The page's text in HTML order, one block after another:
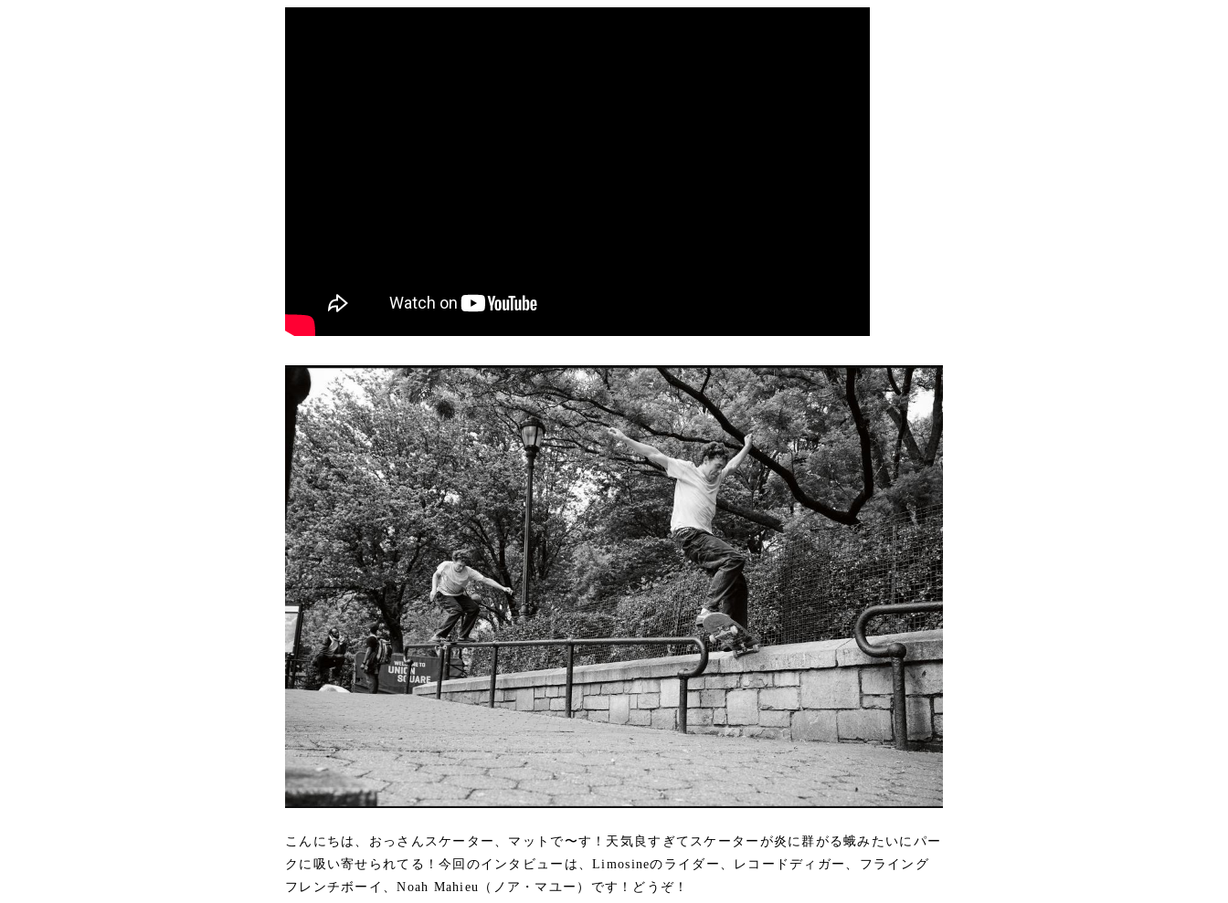
こんにちは、おっさんスケーター、マットで〜す！天気良すぎてスケーターが炎に群がる蛾みたいにパー
クに吸い寄せられてる！今回のインタビューは、Limosineのライダー、レコードディガー、フライング
フレンチボーイ、Noah Mahieu（ノア・マユー）です！どうぞ！